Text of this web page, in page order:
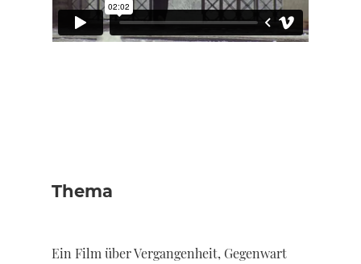
Thema
Ein Film über Vergangenheit, Gegenwart